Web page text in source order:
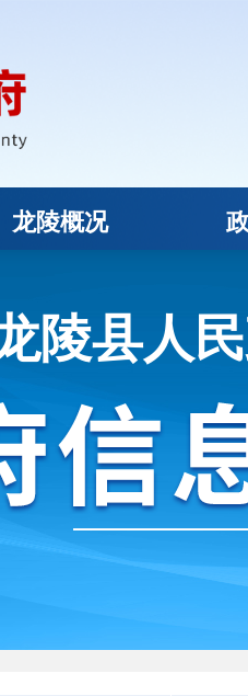
龙陵概况
陵县人